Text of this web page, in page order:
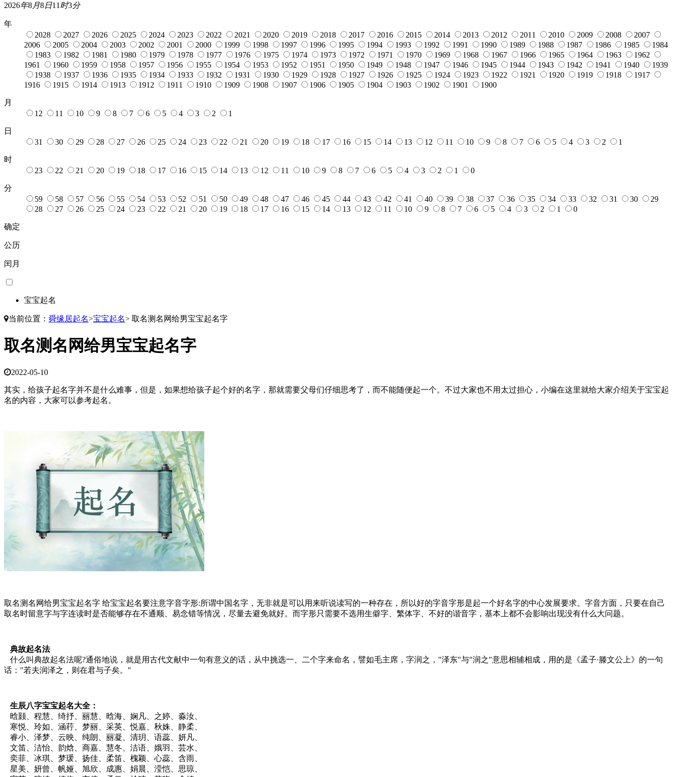
2026年8月8日11 时3分
年
2028
2027 2026 2025 2024 2023 2022 2021 2020 2019 2018 2017 2016 2015 2014 2013 2012 2011 2010 2009 2008
2007
2006
2005 2004 2003 2002 2001 2000 1999 1998 1997 1996 1995 1994 1993 1992 1991 1990 1989 1988 1987 1986 1985
1984
1983
1982 1981 1980 1979 1978 1977 1976 1975 1974 1973 1972 1971 1970 1969 1968 1967 1966 1965 1964 1963
1962
1961
1960 1959 1958 1957 1956 1955 1954 1953 1952 1951 1950 1949 1948 1947 1946 1945 1944 1943 1942 1941 1940
1939
1938
1937 1936 1935 1934 1933 1932 1931 1930 1929 1928 1927 1926 1925 1924 1923 1922 1921 1920 1919 1918
1917
1916
1915 1914 1913 1912 1911 1910 1909 1908 1907 1906 1905 1904 1903 1902 1901 1900
月
12
11 10 9 8 7 6 5 4 3 2 1
日
31
30 29 28 27 26 25 24 23 22 21 20 19 18 17 16 15 14 13 12 11 10 9 8 7 6 5 4 3 2 1
时
23
22 21 20 19 18 17 16 15 14 13 12 11 10 9 8 7 6 5 4 3 2 1 0
分
59
58 57 56 55 54 53 52 51 50 49 48 47 46 45 44 43 42 41 40 39 38 37 36 35 34 33 32 31 30
29
28
27 26 25 24 23 22 21 20 19 18 17 16 15 14 13 12 11 10 9 8 7 6 5 4 3 2 1 0
确定
公历
闰月
宝宝起名
当前位置： 舜缘居起名>宝宝起名> 取名测名网给男宝宝起名字
取名测名网给男宝宝起名字
2022-05-10
其实，给孩子起名字并不是什么难事，但是，如果想给孩子起个好的名字，那就需要父母们仔细思考了，而不能随便起一个。不过大家也不用太过担心，小编在这里就给大家介绍关于宝宝起
名的内容，大家可以参考起名。
取名测名网给男宝宝起名字 给宝宝起名要注意字音字形:所谓中国名字，无非就是可以用来听说读写的一种存在，所以好的字音字形是起一个好名字的中心发展要求。字音方面，只要在自己
取名时留意字与字连读时是否能够存在不通顺、易念错等情况，尽量去避免就好。而字形只需要不选用生僻字、繁体字、不好的谐音字，基本上都不会影响出现没有什么大问题。
典故起名法
什么叫典故起名法呢?通俗地说，就是用古代文献中一句有意义的话，从中挑选一、二个字来命名，譬如毛主席，字润之，"泽东"与"润之"意思相辅相成，用的是《孟子·滕文公上》的一句
话："若夫润泽之，则在君与子矣。"
生辰八字宝宝起名大全：
晗颢、程慧、绮抒、丽慧、晗海、娴凡、之婷、淼汝、
寒悦、玲如、涵荇、梦丽、采英、悦嘉、秋姝、静柔、
睿小、泽梦、云映、纯朗、丽凝、清玥、语蕊、妍凡、
文笛、洁怡、韵焓、商嘉、慧冬、洁语、娥羽、芸水、
奕菲、冰琪、梦瑗、扬佳、柔笛、槐颖、心蕊、含雨、
星美、妍曾、帆娅、旭欣、成惠、娟晨、滢恺、思琼、